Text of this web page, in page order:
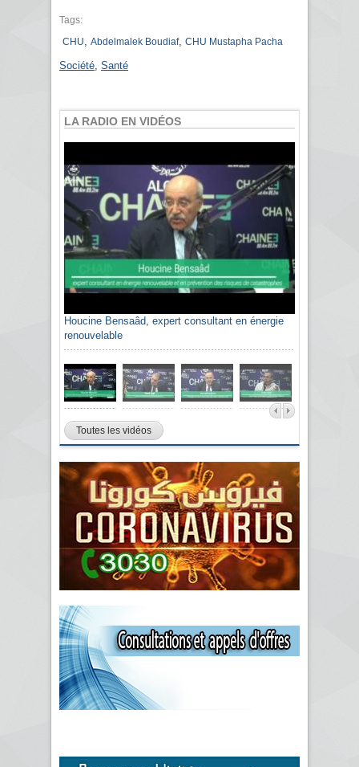
Tags:
CHU
Abdelmalek Boudiaf, CHU Mustapha Pacha
Société Santé
LA RADIO EN VIDÉOS
Houcine Bensaâd, expert consultant en énergie
renouvelable
Toutes les vidéos